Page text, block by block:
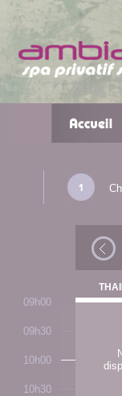
09h00
09h30
10h00
10h30